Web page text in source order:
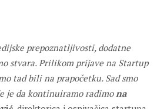
prepoznatljivosti, dodatne
stvara. Prilikom prijave na Startup
tad bili na prapočetku. Sad smo
je da kontinuiramo radimona